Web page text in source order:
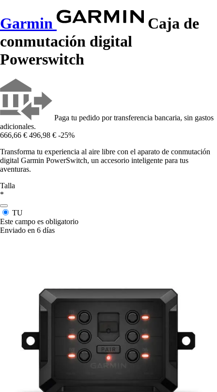
Garmin
Caja de
conmutación digital
Powerswitch
Paga tu pedido por transferencia bancaria, sin gastos
adicionales.
666,66 € 496,98 € -25%
Transforma tu experiencia al aire libre con el aparato de conmutación
digital Garmin PowerSwitch, un accesorio inteligente para tus
aventuras.
Talla
*
TU
Este campo es obligatorio
Enviado en 6 días